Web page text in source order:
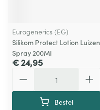
Eurogenerics (EG)
Silikom Protect Lotion Luizen
Spray 200Ml
€ 24,95
Bestel